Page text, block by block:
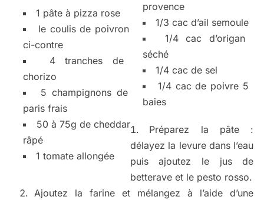
1 pâte à pizza rose
le coulis de poivron
ci-contre
4 tranches de
chorizo
5 champignons de
paris frais
50 à 75g de cheddar
râpé
1 tomate allongée
provence
1/3 cac d’ail semoule
1/4 cac d’origan
séché
1/4 cac de sel
1/4 cac de poivre 5
baies
Préparez la pâte :
délayez la levure dans l’eau
puis ajoutez le jus de
betterave et le pesto rosso.
Ajoutez la farine et mélangez à l’aide d’une